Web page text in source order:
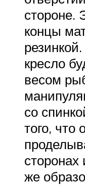
стороне.
концы
кресло
весом
со
того, что
сторонах
же